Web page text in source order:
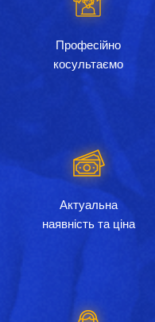
Професійно
косультаємо
Актуальна
наявність та ціна